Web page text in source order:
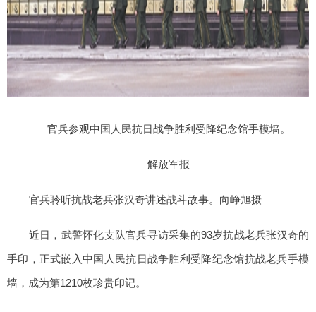
官兵参观中国人民抗日战争胜利受降纪念馆手模墙。
解放军报
官兵聆听抗战老兵张汉奇讲述战斗故事。向峥旭摄
近日，武警怀化支队官兵寻访采集的93岁抗战老兵张汉奇的
手印，正式嵌入中国人民抗日战争胜利受降纪念馆抗战老兵手模
墙，成为第1210枚珍贵印记。